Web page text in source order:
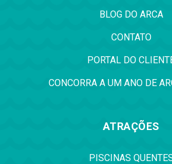
BLOG DO ARCA
CONTATO
PORTAL DO
CONCORRA A UM ANO DE
ATRAÇÕES
PISCINAS